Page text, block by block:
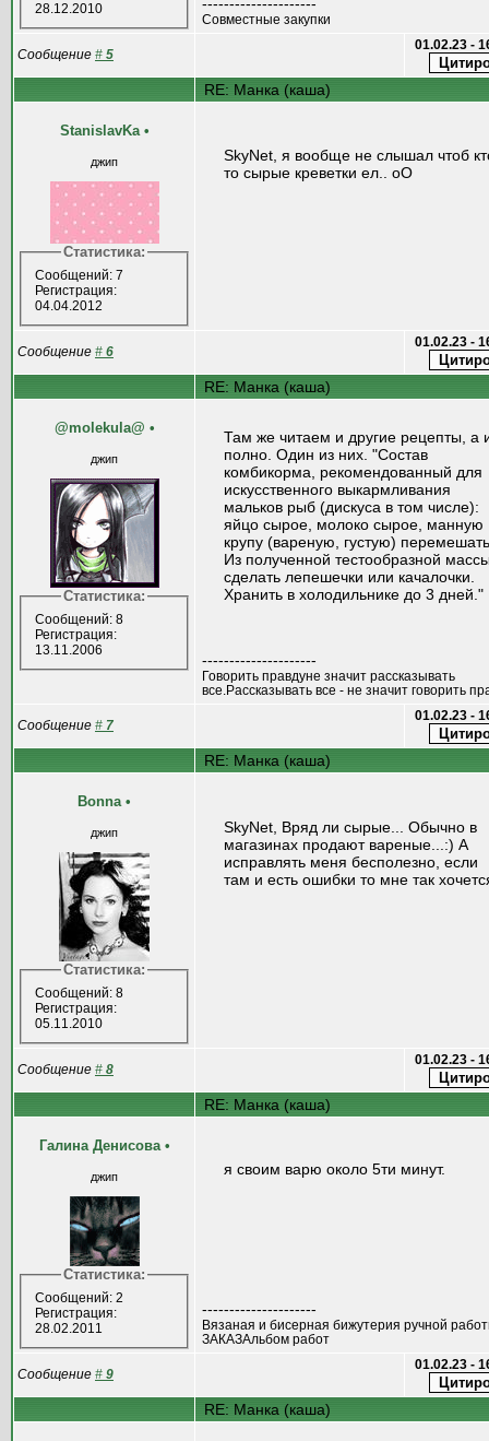
28.12.2010
---------------------
Совместные закупки
Сообщение # 5
01.02.23 -
RE: Манка (каша)
StanislavKa •
джип
Статистика:
Сообщений: 7
Регистрация:
04.04.2012
SkyNet, я вообще не слышал чтоб
то сырые креветки ел.. оО
Сообщение # 6
01.02.23 -
RE: Манка (каша)
@molekula@ •
джип
Статистика:
Сообщений: 8
Регистрация:
13.11.2006
Там же читаем и другие рецепты, а
полно. Один из них. "Состав
комбикорма, рекомендованный для
искусственного выкармливания
мальков рыб (дискуса в том числе):
яйцо сырое, молоко сырое, манную
крупу (вареную, густую)
Из полученной тестообразной
сделать лепешечки или качалочки.
Хранить в холодильнике до 3 дней."
---------------------
Говорить правдуне значит рассказывать
все.Рассказывать все - не значит говорить
Сообщение # 7
01.02.23 -
RE: Манка (каша)
Bonna •
джип
Статистика:
Сообщений: 8
Регистрация:
05.11.2010
SkyNet, Вряд ли сырые... Обычно в
магазинах продают вареные...:) А
исправлять меня бесполезно, если
там и есть ошибки то мне так
Сообщение # 8
01.02.23 -
RE: Манка (каша)
Галина Денисова •
джип
Статистика:
Сообщений: 2
Регистрация:
28.02.2011
я своим варю около 5ти минут.
---------------------
Вязаная и бисерная бижутерия ручной
ЗАКАЗАльбом работ
Сообщение # 9
01.02.23 -
RE: Манка (каша)